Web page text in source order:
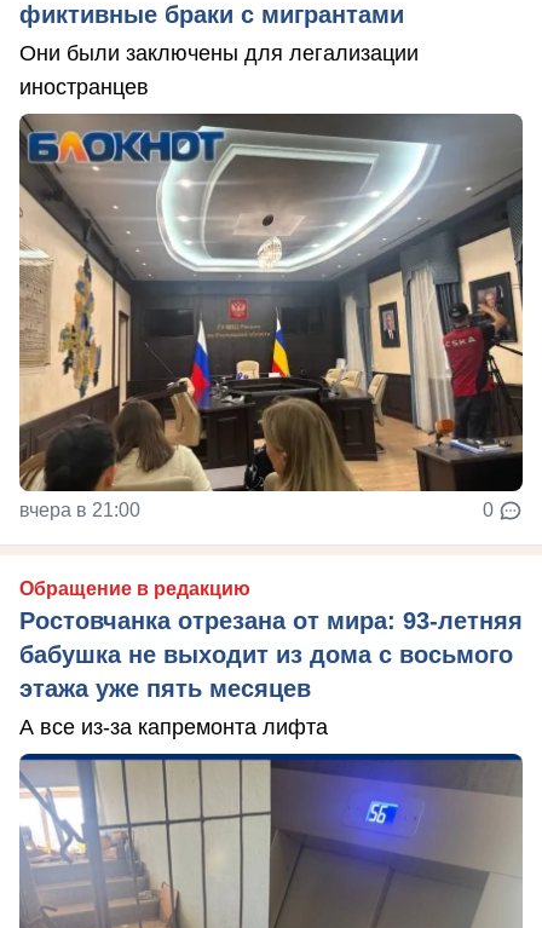
фиктивные браки с мигрантами
Они были заключены для легализации
иностранцев
вчера в 21:00 0
Обращение в редакцию
Ростовчанка отрезана от мира: 93-летняя
бабушка не выходит из дома с восьмого
этажа уже пять месяцев
А все из-за капремонта лифта